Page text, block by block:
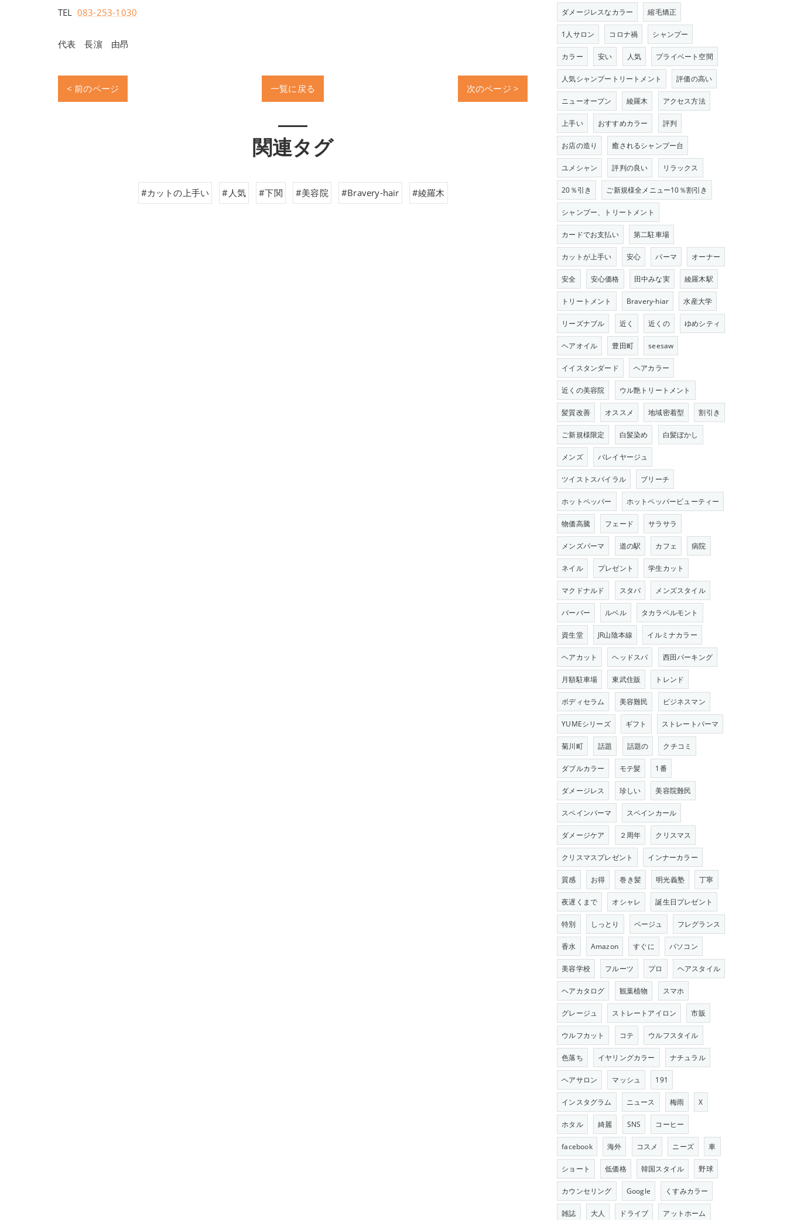
TEL 083-253-1030
代表 長濵 由昂
< 前のページ 一覧に戻る 次のページ >
関連タグ
#カットの上手い #人気 #下関 #美容院 #Bravery-hair #綾羅木
ダメージレスなカラー 縮毛矯正
1人サロン コロナ禍 シャンプー
カラー 安い 人気 プライベート空間
人気シャンプートリートメント 評価の高い
ニューオープン 綾羅木 アクセス方法
上手い おすすめカラー 評判
お店の造り 癒されるシャンプー台
ユメシャン 評判の良い リラックス
20％引き ご新規様全メニュー10％割引き
シャンプー、トリートメント
カードでお支払い 第二駐車場
カットが上手い 安心 パーマ オーナー
安全 安心価格 田中みな実 綾羅木駅
トリートメント Bravery-hiar 水産大学
リーズナブル 近く 近くの ゆめシティ
ヘアオイル 豊田町 seesaw
イイスタンダード ヘアカラー
近くの美容院 ウル艶トリートメント
髪質改善 オススメ 地域密着型 割引き
ご新規様限定 白髪染め 白髪ぼかし
メンズ バレイヤージュ
ツイストスパイラル ブリーチ
ホットペッパー ホットペッパービューティー
物価高騰 フェード サラサラ
メンズパーマ 道の駅 カフェ 病院
ネイル プレゼント 学生カット
マクドナルド スタバ メンズスタイル
バーバー ルベル タカラベルモント
資生堂 JR山陰本線 イルミナカラー
ヘアカット ヘッドスパ 西田パーキング
月額駐車場 東武住販 トレンド
ボディセラム 美容難民 ビジネスマン
YUMEシリーズ ギフト ストレートパーマ
菊川町 話題 話題の クチコミ
ダブルカラー モテ髪 1番
ダメージレス 珍しい 美容院難民
スペインパーマ スペインカール
ダメージケア ２周年 クリスマス
クリスマスプレゼント インナーカラー
質感 お得 巻き髪 明光義塾 丁寧
夜遅くまで オシャレ 誕生日プレゼント
特別 しっとり ベージュ フレグランス
香水 Amazon すぐに パソコン
美容学校 フルーツ プロ ヘアスタイル
ヘアカタログ 観葉植物 スマホ
グレージュ ストレートアイロン 市販
ウルフカット コテ ウルフスタイル
色落ち イヤリングカラー ナチュラル
ヘアサロン マッシュ 191
インスタグラム ニュース 梅雨 X
ホタル 綺麗 SNS コーヒー
facebook 海外 コスメ ニーズ 車
ショート 低価格 韓国スタイル 野球
カウンセリング Google くすみカラー
雑誌 大人 ドライブ アットホーム